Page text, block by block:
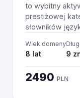
to wybitny
prestiżowej
słowników
Wiek domeny
8 lat 9
2490 PLN